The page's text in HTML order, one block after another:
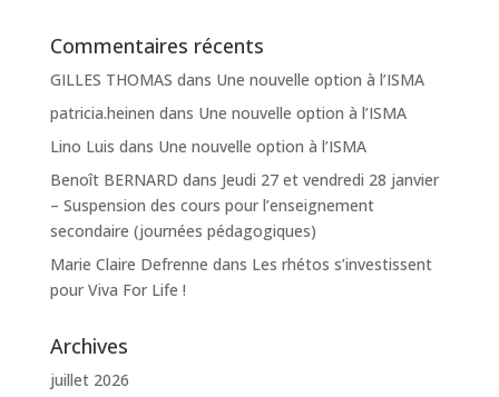
Commentaires récents
GILLES THOMAS dans Une nouvelle option à l’ISMA
patricia.heinen dans Une nouvelle option à l’ISMA
Lino Luis dans Une nouvelle option à l’ISMA
Benoît BERNARD dans Jeudi 27 et vendredi 28 janvier
– Suspension des cours pour l’enseignement
secondaire (journées pédagogiques)
Marie Claire Defrenne dans Les rhétos s’investissent
pour Viva For Life !
Archives
juillet 2026